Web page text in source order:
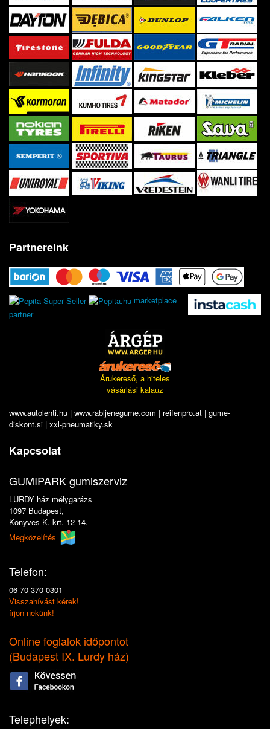
Partnereink
marketplace
partner
Árukereső, a hiteles
vásárlási kalauz
www.autolenti.hu | www.rabljenegume.com | reifenpro.at | gume-
diskont.si | xxl-pneumatiky.sk
Kapcsolat
GUMIPARK gumiszerviz
LURDY ház mélygarázs
1097 Budapest,
Könyves K. krt. 12-14.
Megközelítés
Telefon:
06 70 370 0301
Visszahívást kérek!
írjon nekünk!
Online foglalok időpontot
(Budapest IX. Lurdy ház)
Telephelyek: